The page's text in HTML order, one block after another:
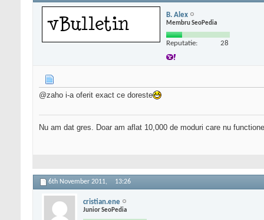
B. Alex
Membru SeoPedia
Reputatie: 28
@zaho i-a oferit exact ce doreste
Nu am dat gres. Doar am aflat 10,000 de moduri care nu
6th November 2011, 13:26
cristian.ene
Junior SeoPedia